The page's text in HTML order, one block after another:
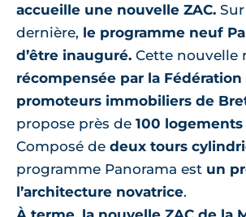
accueille une nouvelle ZAC.
dernière, le programme neuf
d’être inauguré. Cette nouvelle
récompensée par la
promoteurs immobiliers de
propose près de 100
Composé de deux tours
programme Panorama est un
l’architecture novatrice.